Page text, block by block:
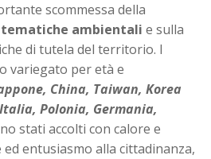
scommessa della
ambientali e sulla
di tutela del territorio. I
variegato per età e
China, Taiwan, Korea
Polonia, Germania,
stati accolti con calore e
entusiasmo alla cittadinanza,